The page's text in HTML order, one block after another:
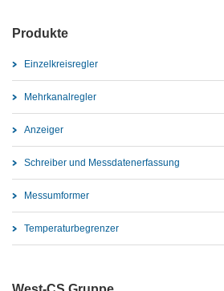
Produkte
Einzelkreisregler
Mehrkanalregler
Anzeiger
Schreiber und Messdatenerfassung
Messumformer
Temperaturbegrenzer